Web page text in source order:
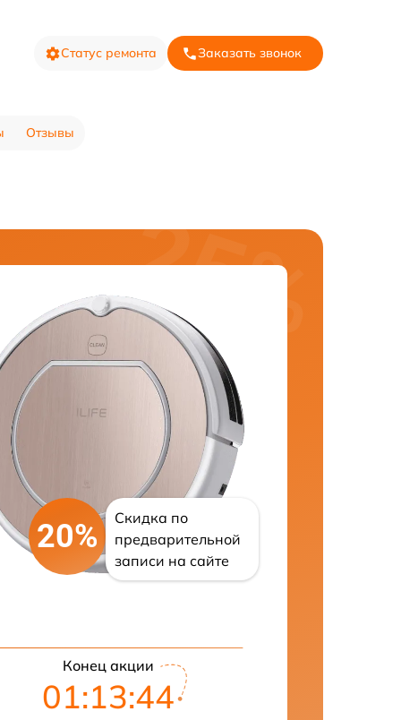
Статус ремонта Заказать звонок
Отзывы
20%
Скидка по
предварительной
записи на сайте
Конец акции
01:13:43